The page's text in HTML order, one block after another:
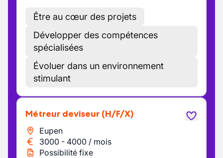
Être au cœur des projets
Développer des compétences
spécialisées
Évoluer dans un environnement
stimulant
Métreur deviseur (H/F/X)
Eupen
3000 - 4000 / mois
Possibilité fixe